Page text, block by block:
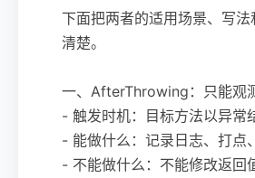
下面把两者的适用场景、写
清楚。
一、AfterThrowing：只能观
- 触发时机：目标方法以异常
- 能做什么：记录日志、打点
- 不能做什么：不能修改返回